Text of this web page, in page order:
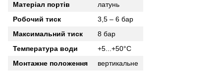
Матеріал портів
латунь
Робочий тиск
3,5 – 6 бар
Максимальний тиск
8 бар
Температура води
+5...+50°C
Монтажне положення
вертикальне